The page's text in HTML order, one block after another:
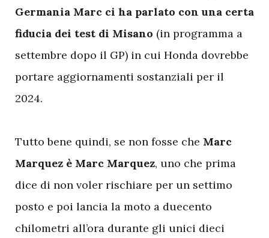
Germania Marc ci ha parlato con una certa
fiducia dei test di Misano (in programma a
settembre dopo il GP) in cui Honda dovrebbe
portare aggiornamenti sostanziali per il
2024.
Tutto bene quindi, se non fosse che Marc
Marquez è Marc Marquez, uno che prima
dice di non voler rischiare per un settimo
posto e poi lancia la moto a duecento
chilometri all’ora durante gli unici dieci